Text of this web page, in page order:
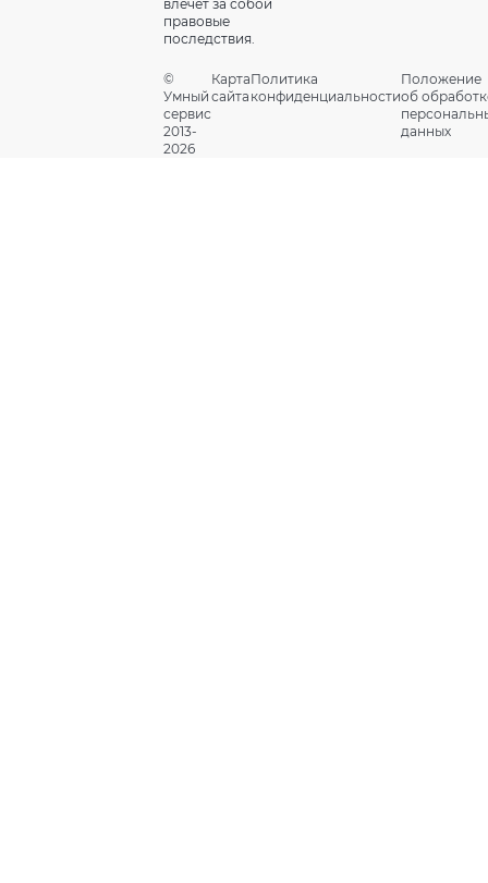
влечет за собой
правовые
последствия.
©
Умный
сервис
2013-
2026
Карта
сайта
Политика
конфиденциальности
Положение
об
данных